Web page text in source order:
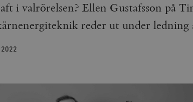
i valrörelsen? Ellen Gustafsson på
reder ut under ledning
2022